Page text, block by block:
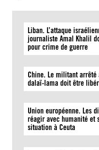
Liban. L’attaque
journaliste Amal Khalil
pour crime de guerre
Chine. Le militant arrêté
dalaï-lama doit être
Union européenne. Les
réagir avec humanité et
situation à Ceuta